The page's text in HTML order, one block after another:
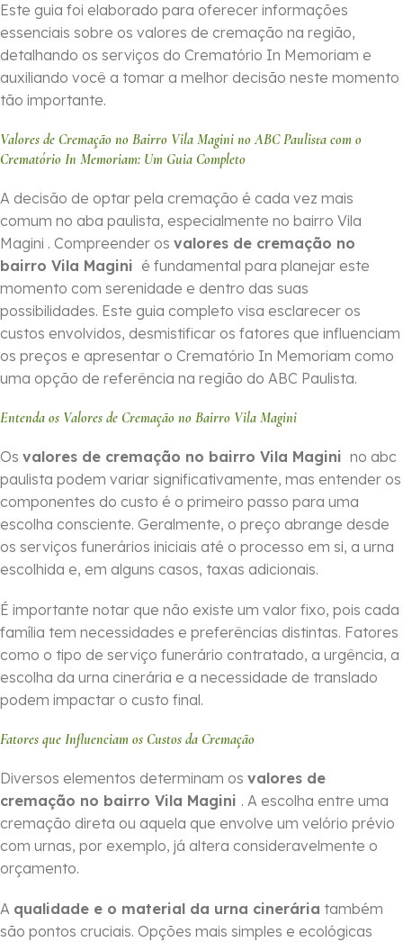
Este guia foi elaborado para oferecer informações
essenciais sobre os valores de cremação na região,
detalhando os serviços do Crematório In Memoriam e
auxiliando você a tomar a melhor decisão neste momento
tão importante.
Valores de Cremação no Bairro Vila Magini no ABC Paulista com o
Crematório In Memoriam: Um Guia Completo
A decisão de optar pela cremação é cada vez mais
comum no aba paulista, especialmente no bairro Vila
Magini . Compreender os valores de cremação no
bairro Vila Magini é fundamental para planejar este
momento com serenidade e dentro das suas
possibilidades. Este guia completo visa esclarecer os
custos envolvidos, desmistificar os fatores que influenciam
os preços e apresentar o Crematório In Memoriam como
uma opção de referência na região do ABC Paulista.
Entenda os Valores de Cremação no Bairro Vila Magini
Os valores de cremação no bairro Vila Magini no abc
paulista podem variar significativamente, mas entender os
componentes do custo é o primeiro passo para uma
escolha consciente. Geralmente, o preço abrange desde
os serviços funerários iniciais até o processo em si, a urna
escolhida e, em alguns casos, taxas adicionais.
É importante notar que não existe um valor fixo, pois cada
família tem necessidades e preferências distintas. Fatores
como o tipo de serviço funerário contratado, a urgência, a
escolha da urna cinerária e a necessidade de translado
podem impactar o custo final.
Fatores que Influenciam os Custos da Cremação
Diversos elementos determinam os valores de
cremação no bairro Vila Magini . A escolha entre uma
cremação direta ou aquela que envolve um velório prévio
com urnas, por exemplo, já altera consideravelmente o
orçamento.
A qualidade e o material da urna cinerária também
são pontos cruciais. Opções mais simples e ecológicas